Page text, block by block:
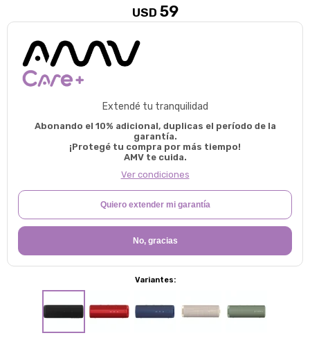
USD 59
Extendé tu tranquilidad
Abonando el 10% adicional, duplicas el período de la
garantía.
¡Protegé tu compra por más tiempo!
AMV te cuida.
Ver condiciones
Quiero extender mi garantía
No, gracias
Variantes: